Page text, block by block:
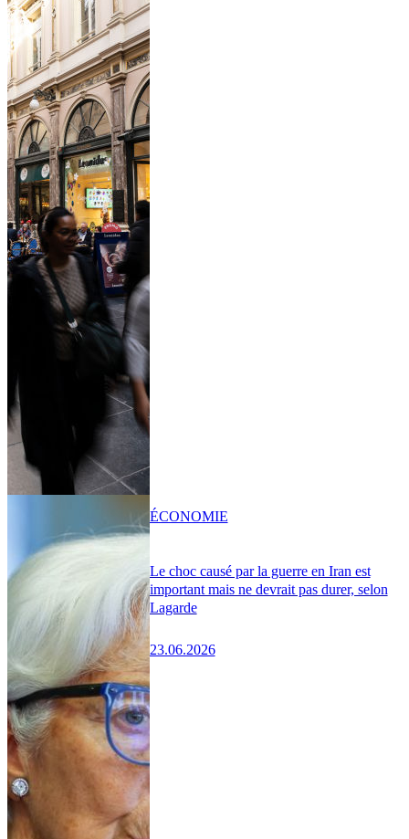
Le choc causé par la guerre en Iran est
important mais ne devrait pas durer, selon
Lagarde
23.06.2026
ÉCONOMIE